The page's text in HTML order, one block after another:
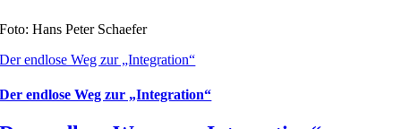
Foto: Hans Peter Schaefer
Der endlose Weg zur „Integration“
Der endlose Weg zur „Integration“